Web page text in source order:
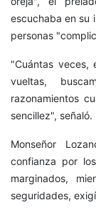
escuchaba en su
personas
"Cuántas veces,
vueltas,
razonamientos
sencillez", señaló.
Monseñor
confianza por
marginados,
seguridades,